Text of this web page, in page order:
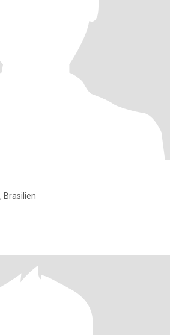
Brasilien